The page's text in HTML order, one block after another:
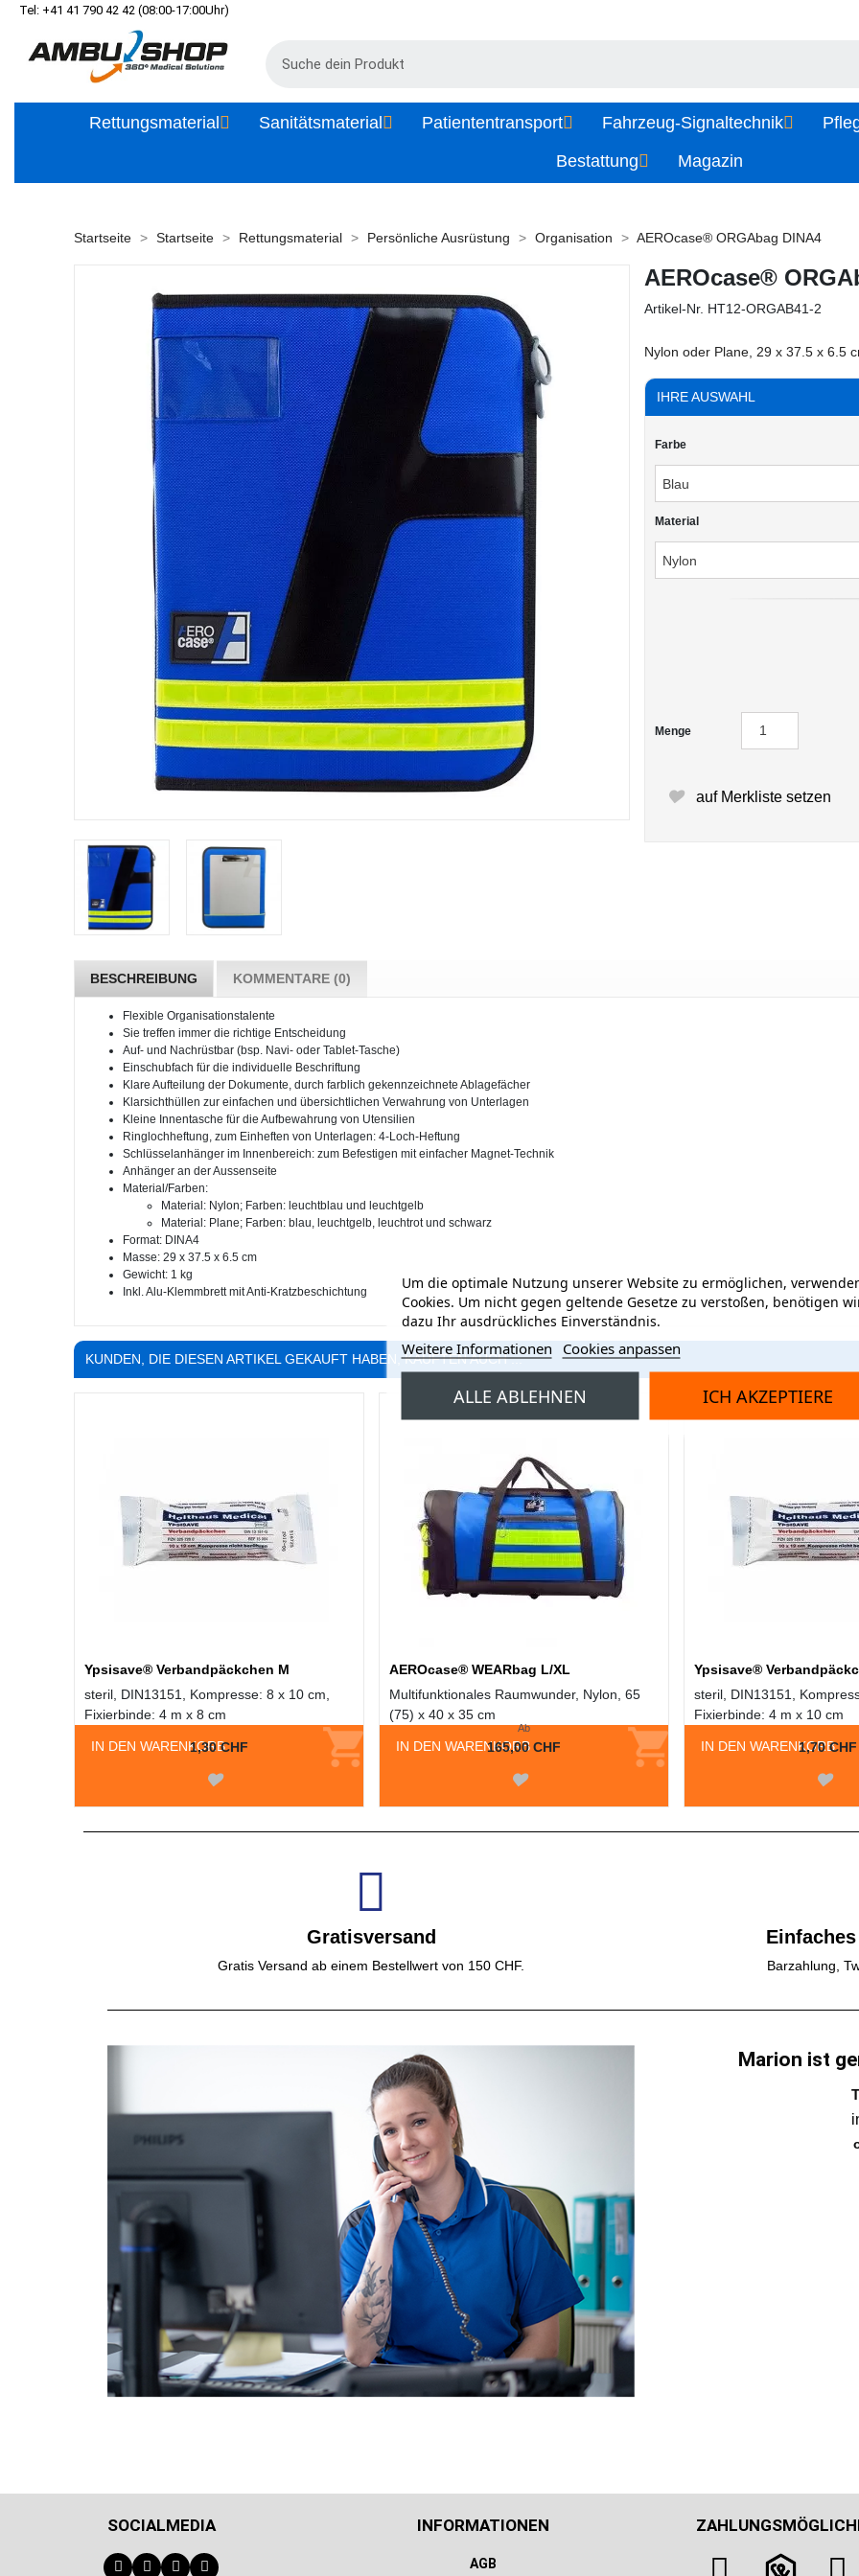
Tel: +41 41 790 42 42 (08:00-17:00Uhr)
Rettungsmaterial Sanitätsmaterial Patiententransport Fahrzeug-Signaltechnik
Bestattung
Magazin
Startseite Startseite Rettungsmaterial Persönliche Ausrüstung Organisation AEROcase® ORGAbag DINA4
AEROcase®
Artikel-Nr. HT12-ORGAB41-2
Nylon oder Plane, 29 x 37.5 x 6.5
IHRE AUSWAHL
Farbe
Material
Menge
auf Merkliste setzen
BESCHREIBUNG KOMMENTARE (0)
Flexible Organisationstalente
Sie treffen immer die richtige Entscheidung
Auf- und Nachrüstbar (bsp. Navi- oder Tablet-Tasche)
Einschubfach für die individuelle Beschriftung
Klare Aufteilung der Dokumente, durch farblich gekennzeichnete Ablagefächer
Klarsichthüllen zur einfachen und übersichtlichen Verwahrung von Unterlagen
Kleine Innentasche für die Aufbewahrung von Utensilien
Ringlochheftung, zum Einheften von Unterlagen: 4-Loch-Heftung
Schlüsselanhänger im Innenbereich: zum Befestigen mit einfacher Magnet-Technik
Anhänger an der Aussenseite
Material/Farben:
Material: Nylon; Farben: leuchtblau und leuchtgelb
Material: Plane; Farben: blau, leuchtgelb, leuchtrot und schwarz
Format: DINA4
Masse: 29 x 37.5 x 6.5 cm
Gewicht: 1 kg
Inkl. Alu-Klemmbrett mit Anti-Kratzbeschichtung
KUNDEN, DIE DIESEN ARTIKEL GEKAUFT HABEN, KAUFTEN AUCH ...
Ypsisave® Verbandpäckchen M
steril, DIN13151, Kompresse: 8 x 10 cm,
Fixierbinde: 4 m x 8 cm
IN DEN WARENKORB
1,30 CHF
AEROcase® WEARbag L/XL
Multifunktionales Raumwunder, Nylon, 65
(75) x 40 x 35 cm
IN DEN WARENKORB
Ab
165,00 CHF
Ypsisave®
steril, DIN13151,
Fixierbinde: 4 m x 10 cm
IN DEN WARENKORB
1,70 CHF
Gratisversand
Gratis Versand ab einem Bestellwert von 150 CHF. Barzahlung,
Marion ist
SOCIALMEDIA INFORMATIONEN
AGB
Um die optimale Nutzung unserer Website zu ermöglichen,
Cookies. Um nicht gegen geltende Gesetze zu verstoßen, benötigen
dazu Ihr ausdrückliches Einverständnis.
Weitere Informationen Cookies anpassen
ALLE ABLEHNEN ICH AKZEPTIERE